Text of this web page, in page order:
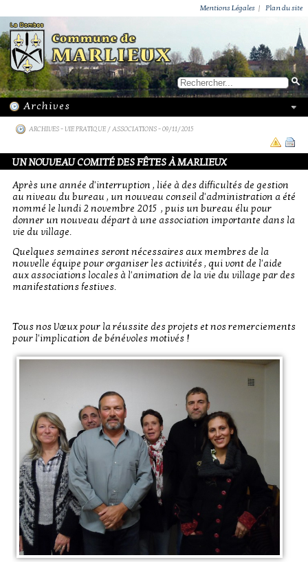
Mentions Légales | Plan du site
ARCHIVES-VIE PRATIQUE / ASSOCIATIONS- 09/11/2015
UN NOUVEAU COMITÉ DES FÊTES À MARLIEUX
Après une année d'interruption , liée à des difficultés de gestion
au niveau du bureau , un nouveau conseil d'administration a été
nommé le lundi 2 novembre 2015 , puis un bureau élu pour
donner un nouveau départ à une association importante dans la
vie du village.
Quelques semaines seront nécessaires aux membres de la
nouvelle équipe pour organiser les activités , qui vont de l'aide
aux associations locales à l'animation de la vie du village par des
manifestations festives.
Tous nos Vœux pour la réussite des projets et nos remerciements
pour l'implication de bénévoles motivés !